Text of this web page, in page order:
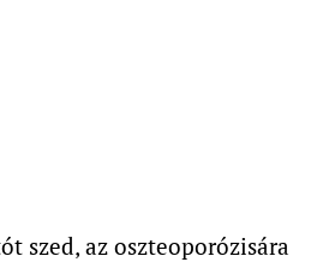
szed, az oszteoporózisára